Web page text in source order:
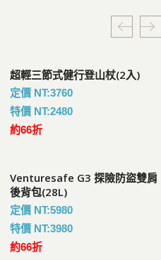
超輕三節式健行登山杖(2入)
定價 NT:3760
特價 NT:2480
約66折
Venturesafe G3 探險防盜雙肩
後背包(28L)
定價 NT:5980
特價 NT:3980
約66折
Coversafe V100 RFID貼
暗袋
會員價 : 950
快扣鋼繩鎖
會員價 : 882